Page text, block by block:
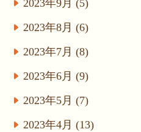
2023年9月 (5)
2023年8月 (6)
2023年7月 (8)
2023年6月 (9)
2023年5月 (7)
2023年4月 (13)